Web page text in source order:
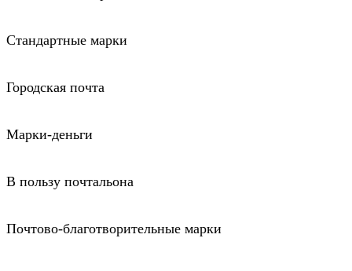
Стандартные марки
Городская почта
Марки-деньги
В пользу почтальона
Почтово-благотворительные марки